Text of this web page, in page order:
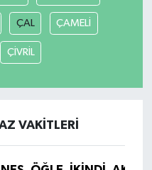
ÇAL ÇAMELİ
ÇİVRİL
VAKITLERI